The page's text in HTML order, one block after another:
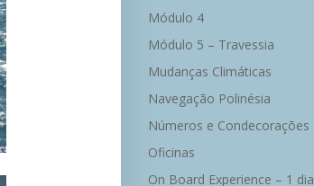
Módulo 4
Módulo 5 – Travessia
Mudanças Climáticas
Navegação Polinésia
Números e Condecorações
Oficinas
On Board Experience – 1 dia